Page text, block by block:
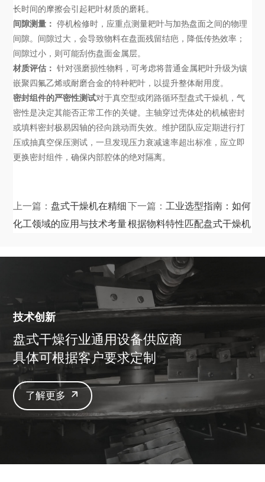
长时间的摩擦会引起耙叶材质的磨耗。
间隙测量： 停机检修时，应重点测量耙叶与加热盘面之间的物理
间隙。间隙过大，会导致物料在盘面残留结疤，降低传热效率；
间隙过小，则可能刮伤盘面金属层。
材质评估： 针对强磨损性物料，可考虑将普通金属耙叶升级为镶
嵌聚四氟乙烯或耐磨合金的特种耙叶，以提升整体耐用度。
密封组件的严密性测试对于真空型或闭路循环型盘式干燥机，气
密性是决定其能否正常工作的关键。主轴穿过壳体处的机械密封
或填料密封极易因轴的径向跳动而失效。维护团队应定期进行打
压或抽真空保压测试，一旦发现压力衰减速率超出标准，应立即
更换密封组件，确保内部腔体的绝对隔离。
上一篇：盘式干燥机在精细
化工领域的应用与技术考量
下一篇： 工业选型指南：如何
根据物料特性匹配盘式干燥机
技术创新
盘式干燥行业通用设备供应商
具体可根据客户要求定制
了解更多